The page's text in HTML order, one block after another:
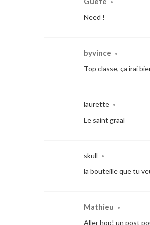
•
Need !
byvince •
Top classe, ça irai
laurette •
Le saint graal
skull •
la bouteille que tu
Mathieu •
Aller hop! un post